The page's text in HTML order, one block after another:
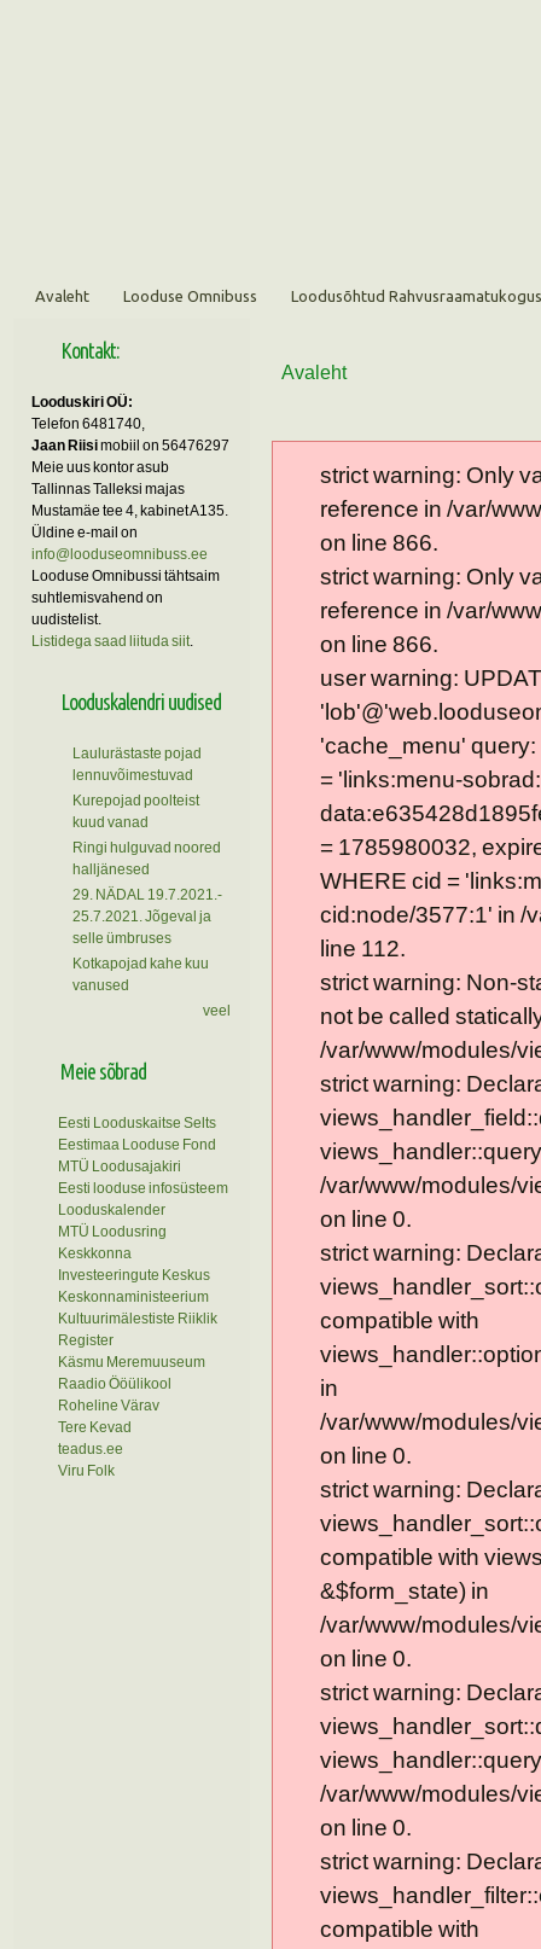
Avaleht Looduse Omnibuss Loodusõhtud Rahvusraamatukogus
Kontakt:
Looduskiri OÜ:
Telefon 6481740,
Jaan Riisimobiil on 56476297
Meie uus kontor asub
Tallinnas Talleksi majas
Mustamäe tee 4, kabinet A135.
Üldine e-mail on
info@looduseomnibuss.ee
Looduse Omnibussi tähtsaim
suhtlemisvahend on
uudistelist.
Listidega saad liituda siit.
Looduskalendri uudised
Laulurästaste pojad
lennuvõimestuvad
Kurepojad poolteist
kuud vanad
Ringi hulguvad noored
halljänesed
29. NÄDAL 19.7.2021.-
25.7.2021. Jõgeval ja
selle ümbruses
Kotkapojad kahe kuu
vanused
veel
Meie sõbrad
Eesti Looduskaitse Selts
Eestimaa Looduse Fond
MTÜ Loodusajakiri
Eesti looduse infosüsteem
Looduskalender
MTÜ Loodusring
Keskkonna
Investeeringute Keskus
Keskonnaministeerium
Kultuurimälestiste Riiklik
Register
Käsmu Meremuuseum
Raadio Ööülikool
Roheline Värav
Tere Kevad
teadus.ee
Viru Folk
Avaleht
strict warning: Only
reference in /var/
on line 866.
strict warning: Only
reference in /var/
on line 866.
user warning:
'cache_menu'
= 'links:menu-
= 1785980032,
WHERE cid =
cid:node/3577:1' in /
line 112.
strict warning: Non-
not be called
/var/www/modules/
strict warning:
/var/www/modules/
on line 0.
strict warning:
compatible with
in
/var/www/modules/
on line 0.
strict warning:
compatible with
&$form_state) in
/var/www/modules/
on line 0.
strict warning:
/var/www/modules/
on line 0.
strict warning:
compatible with